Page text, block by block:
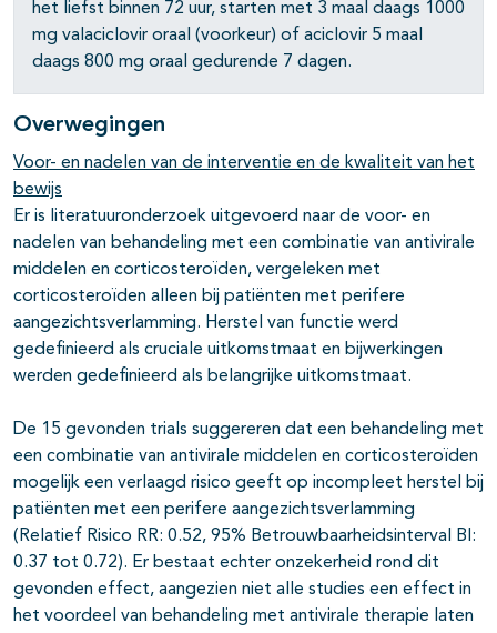
het liefst binnen 72 uur, starten met 3 maal daags 1000
mg valaciclovir oraal (voorkeur) of aciclovir 5 maal
daags 800 mg oraal gedurende 7 dagen.
Overwegingen
Voor- en nadelen van de interventie en de kwaliteit van het
bewijs
Er is literatuuronderzoek uitgevoerd naar de voor- en
nadelen van behandeling met een combinatie van antivirale
middelen en corticosteroïden, vergeleken met
corticosteroïden alleen bij patiënten met perifere
aangezichtsverlamming. Herstel van functie werd
gedefinieerd als cruciale uitkomstmaat en bijwerkingen
werden gedefinieerd als belangrijke uitkomstmaat.
De 15 gevonden trials suggereren dat een behandeling met
een combinatie van antivirale middelen en corticosteroïden
mogelijk een verlaagd risico geeft op incompleet herstel bij
patiënten met een perifere aangezichtsverlamming
(Relatief Risico RR: 0.52, 95% Betrouwbaarheidsinterval BI:
0.37 tot 0.72). Er bestaat echter onzekerheid rond dit
gevonden effect, aangezien niet alle studies een effect in
het voordeel van behandeling met antivirale therapie laten